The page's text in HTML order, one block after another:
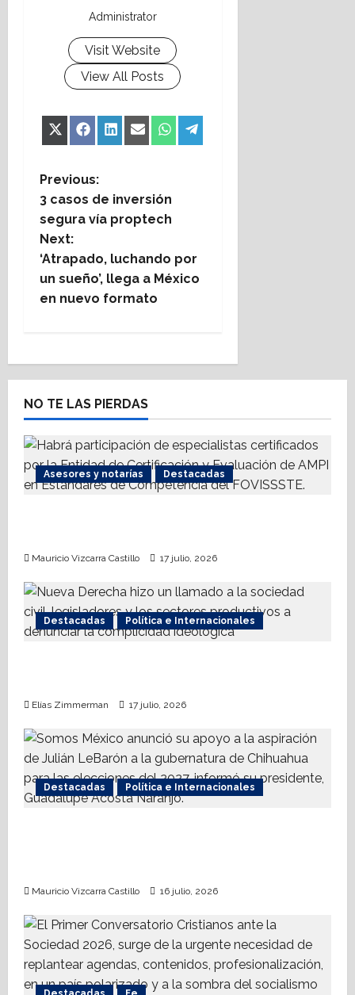
Administrator
Visit Website
View All Posts
Share
X
Share
Facebook
Share
LinkedIn
Share
EmailShare
WhatsApp
Share
Telegram
P
o
s
t
v
i
g
a
i
o
n
Previous:
3 casos de inversión
segura vía proptech
Next:
‘Atrapado, luchando por
un sueño’, llega a México
en nuevo formato
NO TE LAS PIERDAS
Asesores y notarías Destacadas
Mauricio Vizcarra Castillo 17 julio, 2026
Destacadas Política e Internacionales
Elías Zimmerman 17 julio, 2026
Destacadas Política e Internacionales
Mauricio Vizcarra Castillo 16 julio, 2026